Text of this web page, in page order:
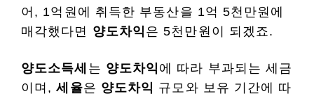
어, 1억원에 취득한 부동산을 1억 5천만원에
매각했다면 양도차익 은 5천만원이 되겠죠.
양도소득세 는 양도차익 에 따라 부과되는 세금
이며,세율은 양도차익 규모와 보유 기간에 따